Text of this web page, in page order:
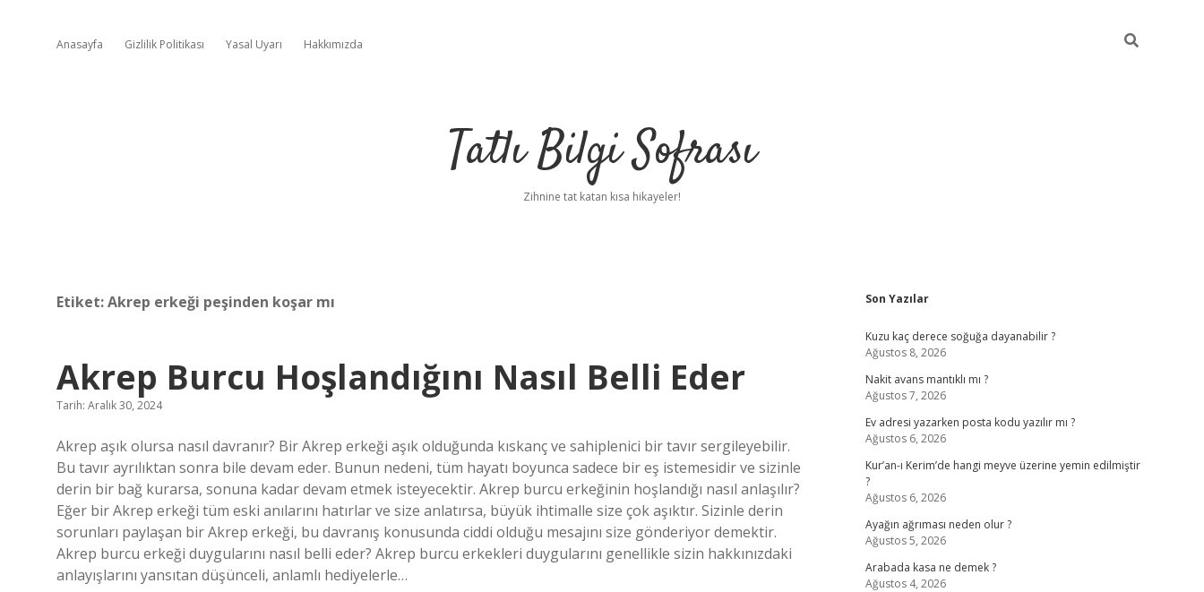
Anasayfa Gizlilik Politikası Yasal Uyarı Hakkımızda
Tatlı Bilgi Sofrası
Zihnine tat katan kısa hikayeler!
Etiket:Akrep erkeği peşinden koşar mı
Akrep Burcu Hoşlandığını Nasıl Belli Eder
Tarih: Aralık 30, 2024
Akrep aşık olursa nasıl davranır? Bir Akrep erkeği aşık olduğunda kıskanç ve sahiplenici bir tavır sergileyebilir.
Bu tavır ayrılıktan sonra bile devam eder. Bunun nedeni, tüm hayatı boyunca sadece bir eş istemesidir ve sizinle
derin bir bağ kurarsa, sonuna kadar devam etmek isteyecektir. Akrep burcu erkeğinin hoşlandığı nasıl anlaşılır?
Eğer bir Akrep erkeği tüm eski anılarını hatırlar ve size anlatırsa, büyük ihtimalle size çok aşıktır. Sizinle derin
sorunları paylaşan bir Akrep erkeği, bu davranış konusunda ciddi olduğu mesajını size gönderiyor demektir.
Akrep burcu erkeği duygularını nasıl belli eder? Akrep burcu erkekleri duygularını genellikle sizin hakkınızdaki
anlayışlarını yansıtan düşünceli, anlamlı hediyelerle…
Sidebar
Son Yazılar
Kuzu kaç derece soğuğa dayanabilir ?
Ağustos 8, 2026
Nakit avans mantıklı mı ?
Ağustos 7, 2026
Ev adresi yazarken posta kodu yazılır mı ?
Ağustos 6, 2026
Kur’an-ı Kerim’de hangi meyve üzerine yemin edilmiştir
?
Ağustos 6, 2026
Ayağın ağrıması neden olur ?
Ağustos 5, 2026
Arabada kasa ne demek ?
Ağustos 4, 2026